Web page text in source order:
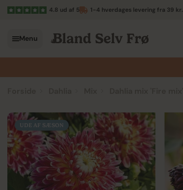
4.8 ud af 5 1-4 hverdages levering fra 39 kr.
Menu
UDE AF SÆSON